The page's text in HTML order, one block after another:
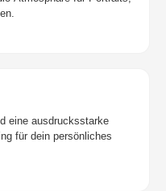
eine ausdrucksstarke
für dein persönliches